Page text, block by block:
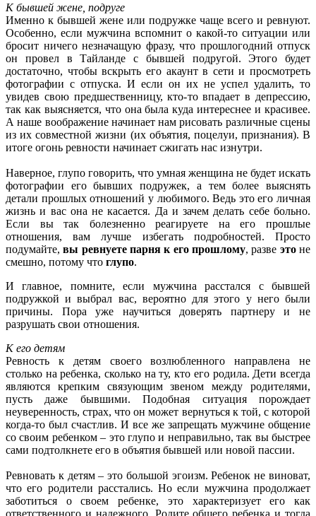
К бывшей жене, подруге
Именно к бывшей жене или подружке чаще всего и ревнуют.
Особенно, если мужчина вспомнит о какой-то ситуации или
бросит ничего незначащую фразу, что прошлогодний отпуск
он провел в Тайланде с бывшей подругой. Этого будет
достаточно, чтобы вскрыть его акаунт в сети и просмотреть
фотографии с отпуска. И если он их не успел удалить, то
увидев свою предшественницу, кто-то впадает в депрессию,
так как выясняется, что она была куда интереснее и красивее.
А наше воображение начинает нам рисовать различные сцены
из их совместной жизни (их объятия, поцелуи, признания). В
итоге огонь ревности начинает сжигать нас изнутри.
Наверное, глупо говорить, что умная женщина не будет искать
фотографии его бывших подружек, а тем более выяснять
детали прошлых отношений у любимого. Ведь это его личная
жизнь и вас она не касается. Да и зачем делать себе больно.
Если вы так болезненно реагируете на его прошлые
отношения, вам лучше избегать подробностей. Просто
подумайте,вы ревнуете парня к его прошлому, разве этоне
смешно, потому что глупо.
И главное, помните, если мужчина расстался с бывшей
подружкой и выбрал вас, вероятно для этого у него были
причины. Пора уже научиться доверять партнеру и не
разрушать свои отношения.
К его детям
Ревность к детям своего возлюбленного направлена не
столько на ребенка, сколько на ту, кто его родила. Дети всегда
являются крепким связующим звеном между родителями,
пусть даже бывшими. Подобная ситуация порождает
неуверенность, страх, что он может вернуться к той, с которой
когда-то был счастлив. И все же запрещать мужчине общение
со своим ребенком – это глупо и неправильно, так вы быстрее
сами подтолкнете его в объятия бывшей или новой пассии.
Ревновать к детям – это большой эгоизм. Ребенок не виноват,
что его родители расстались. Но если мужчина продолжает
заботиться о своем ребенке, это характеризует его как
ответственного и надежного. Родите общего ребенка и тогда